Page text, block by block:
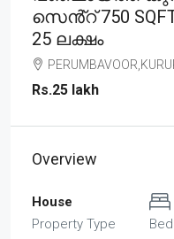
സെൻ്റ് 750
25 ലക്ഷം
Rs.25 lakh
Overview
House
Property Type